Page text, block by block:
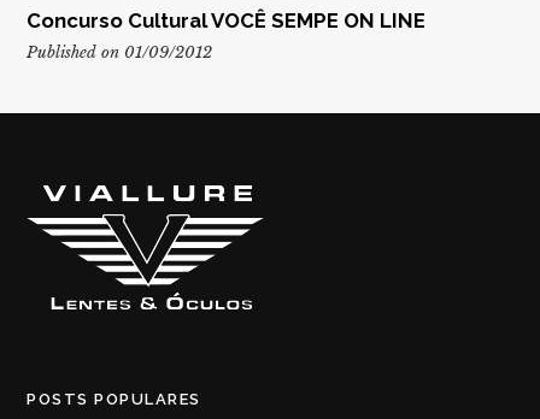
Concurso Cultural VOCÊ SEMPE ON LINE
Published on 01/09/2012
POSTS POPULARES